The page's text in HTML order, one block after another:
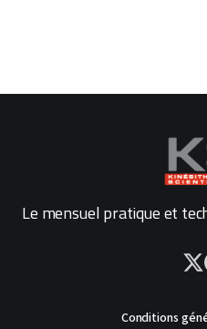
Le mensuel pratique et
Conditions